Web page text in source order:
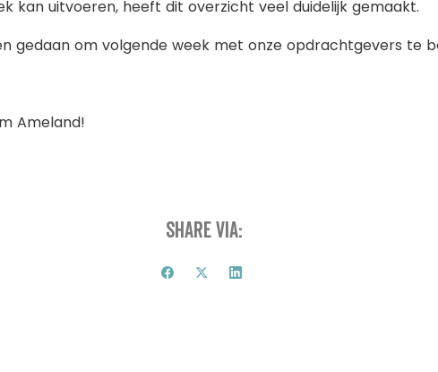
kan uitvoeren, heeft dit overzicht veel duidelijk gemaakt.
gedaan om volgende week met onze opdrachtgevers te
Ameland!
Share via: